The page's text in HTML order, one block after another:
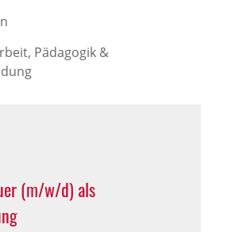
Pädagogik &
(m/w/d) als